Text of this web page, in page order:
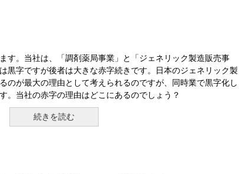
す。当社は、「調剤薬局事業」と「ジェネリック製造販売事
黒字ですが後者は大きな赤字続きです。日本のジェネリック製
のが最大の理由として考えられるのですが、同時業で黒字化し
。当社の赤字の理由はどこにあるのでしょう？
続きを読む